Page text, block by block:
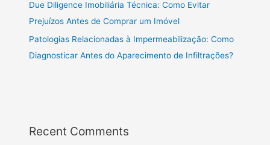
Due Diligence Imobiliária Técnica: Como Evitar
Prejuízos Antes de Comprar um Imóvel
Patologias Relacionadas à Impermeabilização: Como
Diagnosticar Antes do Aparecimento de Infiltrações?
Recent Comments